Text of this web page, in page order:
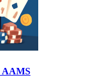
AAMS